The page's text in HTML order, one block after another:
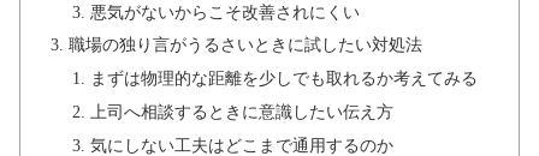
悪気がないからこそ改善されにくい
職場の独り言がうるさいときに試したい対処法
まずは物理的な距離を少しでも取れるか考えてみる
上司へ相談するときに意識したい伝え方
気にしない工夫はどこまで通用するのか